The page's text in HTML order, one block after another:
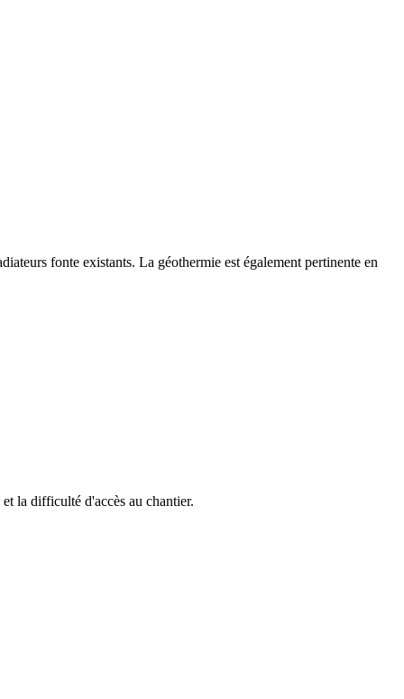
fonte existants. La géothermie est également pertinente en
la difficulté d'accès au chantier.